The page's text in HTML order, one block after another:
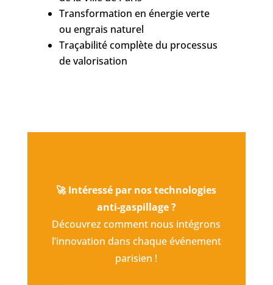
Transformation en énergie verte
ou engrais naturel
Traçabilité complète du processus
de valorisation
🚀 Intéressé par nos technologies
anti-gaspillage ?
Découvrez comment nous intégrons
l’innovation dans chaque événement
parisien !